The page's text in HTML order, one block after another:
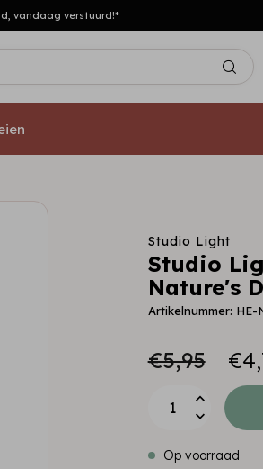
vandaag verstuurd!*
Studio Light
Studio
Nature's
Artikelnummer: HE-
€5,95
Op voorraad